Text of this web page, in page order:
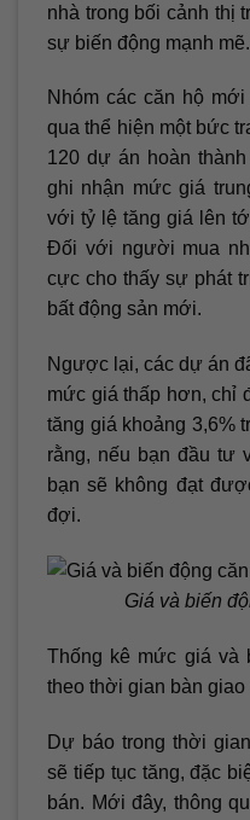
nhà trong bối cảnh thị
sự biến động mạnh mẽ.
Nhóm các căn hộ
qua thể hiện một bức
120 dự án hoàn
ghi nhận mức giá
với tỷ lệ tăng giá lên
Đối với người mua
cực cho thấy sự phát
bất động sản mới.
Ngược lại, các dự án
mức giá thấp hơn, chỉ
tăng giá khoảng 3,6%
rằng, nếu bạn đầu tư
bạn sẽ không đạt
đợi.
Giá và biến
Thống kê mức giá và
theo thời gian bàn giao
Dự báo trong thời
sẽ tiếp tục tăng, đặc
bán. Mới đây, thông